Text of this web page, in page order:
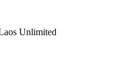
Unlimited